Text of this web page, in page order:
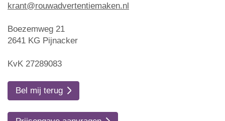
krant@rouwadvertentiemaken.nl
Boezemweg 21
2641 KG Pijnacker
KvK 27289083
Bel mij terug